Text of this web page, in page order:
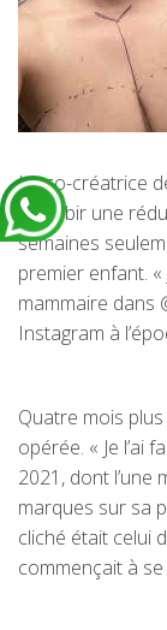
La co-créatrice
de subir une
semaines
premier enfant.
mammaire dans
Instagram à
Quatre mois plus
opérée. « Je l’ai
2021, dont l’une
marques sur sa
cliché était celui
commençait à